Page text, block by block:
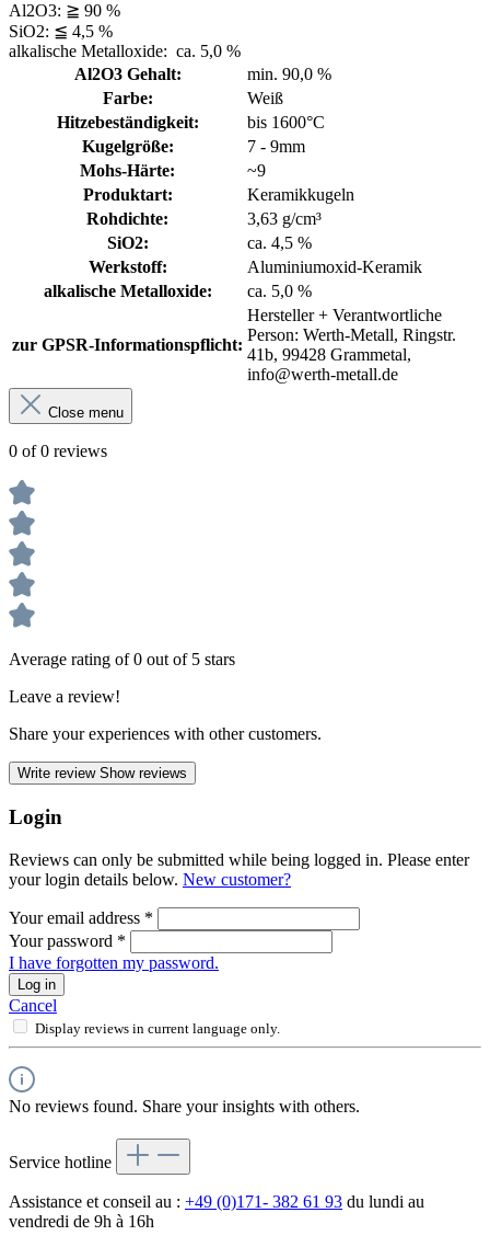
Al2O3: ≧ 90 %
SiO2: ≦ 4,5 %
alkalische Metalloxide: ca. 5,0 %
Al2O3 Gehalt:
min. 90,0 %
Farbe:
Weiß
Hitzebeständigkeit:
bis 1600°C
Kugelgröße:
7 - 9mm
Mohs-Härte:
~9
Produktart:
Keramikkugeln
Rohdichte:
3,63 g/cm³
SiO2:
ca. 4,5 %
Werkstoff:
Aluminiumoxid-Keramik
alkalische Metalloxide:
ca. 5,0 %
zur GPSR-Informationspflicht:
Hersteller + Verantwortliche
Person: Werth-Metall, Ringstr.
41b, 99428 Grammetal,
info@werth-metall.de
Close menu
0 of 0 reviews
Average rating of 0 out of 5 stars
Leave a review!
Share your experiences with other customers.
Write review Show reviews
Login
Reviews can only be submitted while being logged in. Please enter
your login details below. New customer?
Your email address *
Your password *
I have forgotten my password.
Log in
Cancel
Display reviews in current language only.
No reviews found. Share your insights with others.
Service hotline
Assistance et conseil au : +49 (0)171- 382 61 93 du lundi au
vendredi de 9h à 16h